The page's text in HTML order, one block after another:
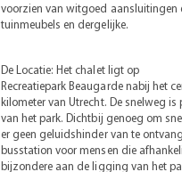
voorzien van witgoed aansluitingen
tuinmeubels en dergelijke.
De Locatie: Het chalet ligt op
Recreatiepark Beaugarde nabij het
kilometer van Utrecht. De snelweg
van het park. Dichtbij genoeg om
er geen geluidshinder van te
busstation voor mensen die
bijzondere aan de ligging van het